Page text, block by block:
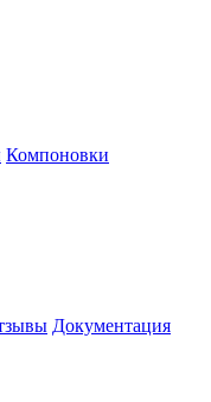
Компоновки
Документация